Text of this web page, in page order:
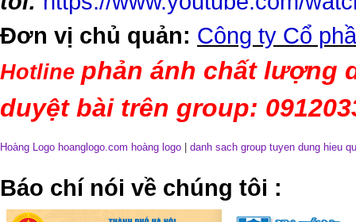
Đơn vị chủ quản: Công ty Cổ
Hotline phản ánh chất lượng
duyệt bài trên group:
Hoàng Logo hoanglogo.com hoàng logo danh sach group tuyen dung hieu
​Báo chí nói về chúng tôi :